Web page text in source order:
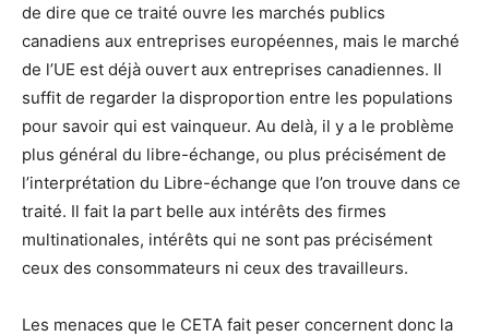
de dire que ce traité ouvre les marchés publics
canadiens aux entreprises européennes, mais le marché
de l’UE est déjà ouvert aux entreprises canadiennes. Il
suffit de regarder la disproportion entre les populations
pour savoir qui est vainqueur. Au delà, il y a le problème
plus général du libre-échange, ou plus précisément de
l’interprétation du Libre-échange que l’on trouve dans ce
traité. Il fait la part belle aux intérêts des firmes
multinationales, intérêts qui ne sont pas précisément
ceux des consommateurs ni ceux des travailleurs.
Les menaces que le CETA fait peser concernent donc la